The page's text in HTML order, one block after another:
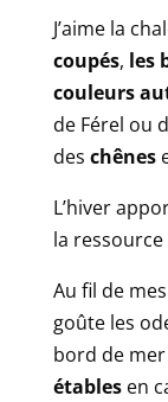
J’aime la
coupés, les
couleurs
de Férel ou
des chênes
L’hiver
la
Au fil de
goûte les
bord de
établesen